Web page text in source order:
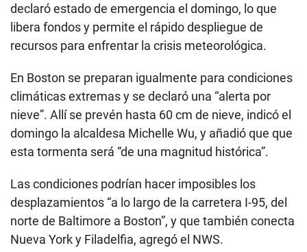
declaró estado de emergencia el domingo, lo que
libera fondos y permite el rápido despliegue de
recursos para enfrentar la crisis meteorológica.
En Boston se preparan igualmente para condiciones
climáticas extremas y se declaró una “alerta por
nieve”. Allí se prevén hasta 60 cm de nieve, indicó el
domingo la alcaldesa Michelle Wu, y añadió que que
esta tormenta será “de una magnitud histórica”.
Las condiciones podrían hacer imposibles los
desplazamientos “a lo largo de la carretera I-95, del
norte de Baltimore a Boston”, y que también conecta
Nueva York y Filadelfia, agregó el NWS.